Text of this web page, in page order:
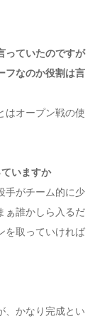
っていたのですが
フなのか役割は言
はオープン戦の使
いますか
手がチーム的に少
ぁ誰かしら入るだ
を取っていければ
、かなり完成とい